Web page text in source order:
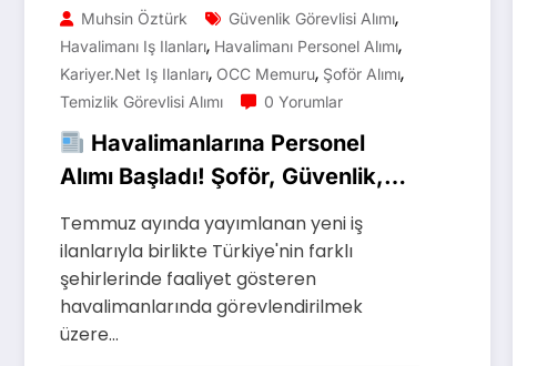
Muhsin Öztürk Güvenlik Görevlisi Alımı,
Havalimanı Iş Ilanları, Havalimanı Personel Alımı,
Kariyer.net Iş Ilanları, OCC Memuru, Şoför Alımı,
Temizlik Görevlisi Alımı 0 Yorumlar
Havalimanlarına Personel
Alımı Başladı! Şoför, Güvenlik,
Alınacak
Temmuz ayında yayımlanan yeni iş
ilanlarıyla birlikte Türkiye'nin farklı
şehirlerinde faaliyet gösteren
havalimanlarında görevlendirilmek
üzere…